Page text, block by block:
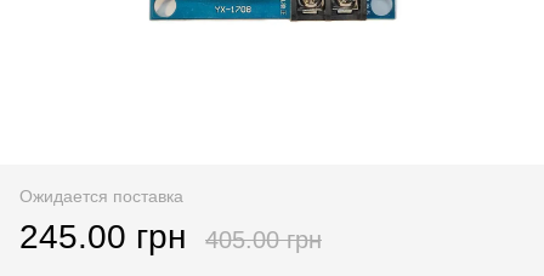
Ожидается поставка
245.00 грн 405.00 грн